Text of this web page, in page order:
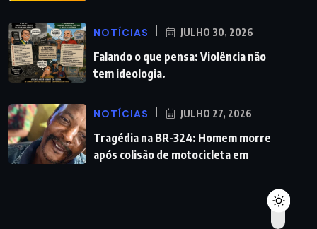
NOTÍCIAS JULHO 30, 2026
Falando o que pensa: Violência não
tem ideologia.
NOTÍCIAS JULHO 27, 2026
Tragédia na BR-324: Homem morre
após colisão de motocicleta em